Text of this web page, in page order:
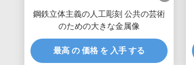
鋼鉄立体主義の人工彫刻 公共の芸術
のための大きな金属像
最高 の 価格 を 入手 する